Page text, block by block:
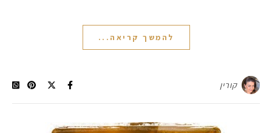
להמשך קריאה...
קורין